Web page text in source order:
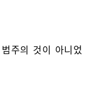
주의 것이 아니었